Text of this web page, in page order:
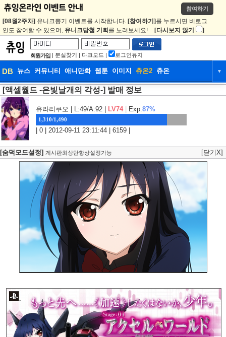
참여하기
[08월2주차] 유니크뽑기 이벤트를 시작합니다. [참여하기] 를 누르시면 비로그
인도 참여할 수 있으며, 유니크당첨 기회 를 노려보세요! [다시보지 않기 ]
회원가입 | 분실찾기 | 다크모드 | 로그인유지
DB 뉴스 커뮤니티 애니만화 웹툰 이미지 츄온2 츄온 ▼
DB 뉴스 커뮤니티
웹툰 이미지 츄온2
[액셀월드 -은빛날개의 각성-] 발매 정보
유라리쿠오 | L:49/A:92 | LV74 Exp.87%
1,310/1,490
| 0 | 2012-09-11 23:11:44 | 6159 |
[숨덕모드설정] 게시판최상단항상설정가능 [닫기X]